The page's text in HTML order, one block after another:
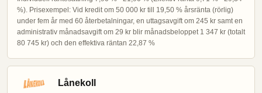
%). Prisexempel: Vid kredit om 50 000 kr till 19,50 % årsränta (rörlig)
under fem år med 60 återbetalningar, en uttagsavgift om 245 kr samt en
administrativ månadsavgift om 29 kr blir månadsbeloppet 1 347 kr (totalt
80 745 kr) och den effektiva räntan 22,87 %
Lånekoll